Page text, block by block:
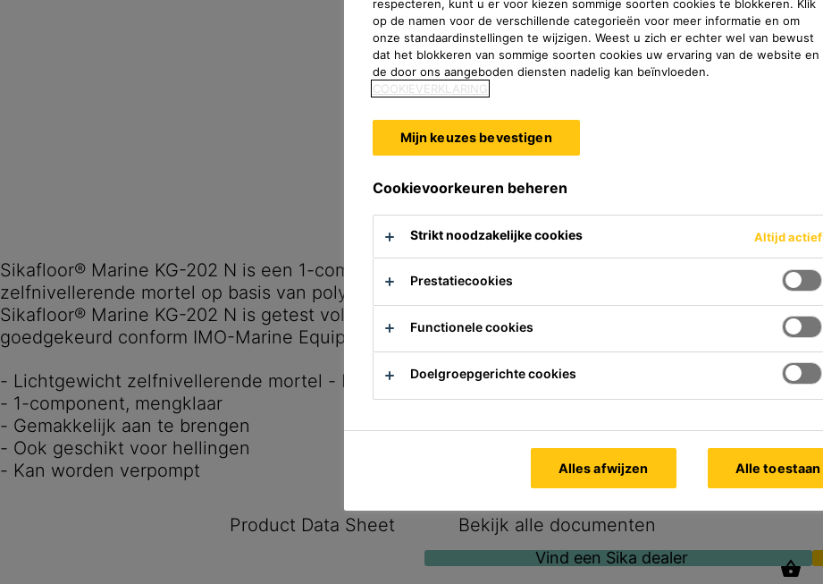
Sikafloor® Marine KG-202 N is een 1-component lichtgewicht en
zelfnivellerende mortel op basis van polymeer-gemodificeerd cement.
Sikafloor® Marine KG-202 N is getest volgens het FTP Codesysteem en
goedgekeurd conform IMO-Marine Equipment Directives.
- Lichtgewicht zelfnivellerende mortel - Lage E-modulus
- 1-component, mengklaar
- Gemakkelijk aan te brengen
- Ook geschikt voor hellingen
Product Data Sheet Bekijk alle documenten
Vind een Sika dealer
respecteren, kunt u er voor kiezen sommige soorten cookies te blokkeren. Klik
op de namen voor de verschillende categorieën voor meer informatie en om
onze standaardinstellingen te wijzigen. Weest u zich er echter wel van bewust
dat het blokkeren van sommige soorten cookies uw ervaring van de website en
de door ons aangeboden diensten nadelig kan beïnvloeden.
COOKIEVERKLARING
Mijn keuzes bevestigen
Cookievoorkeuren beheren
Strikt noodzakelijke cookies Altijd actief
Prestatiecookies
Functionele cookies
Doelgroepgerichte cookies
Alles afwijzen Alle toestaan